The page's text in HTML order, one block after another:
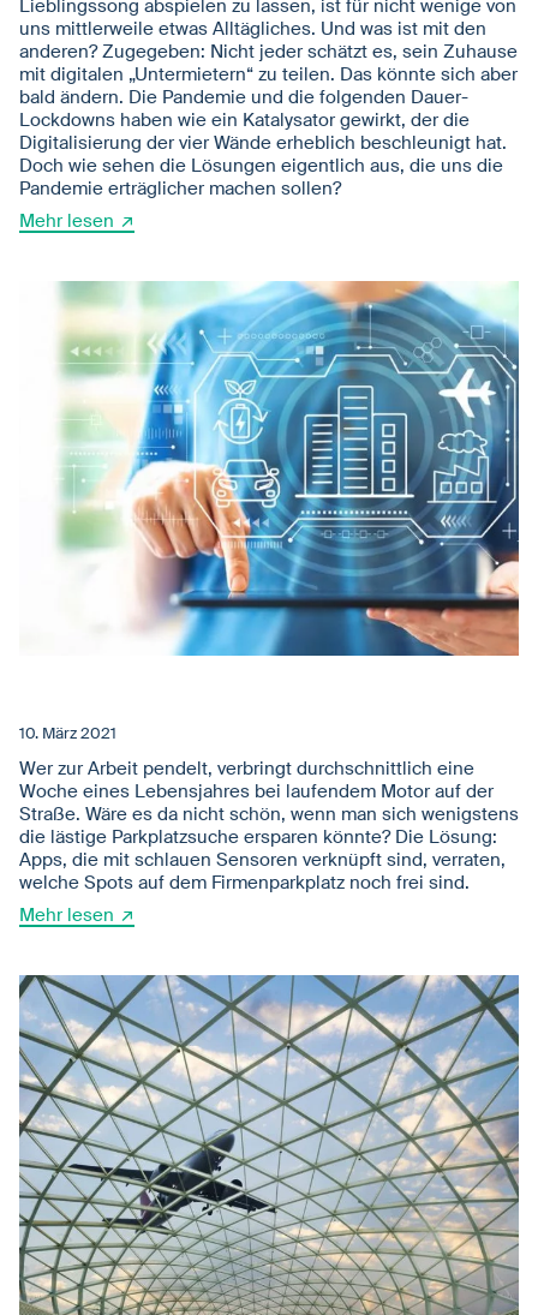
Lieblingssong abspielen zu lassen, ist für nicht wenige von
uns mittlerweile etwas Alltägliches. Und was ist mit den
anderen? Zugegeben: Nicht jeder schätzt es, sein Zuhause
mit digitalen „Untermietern“ zu teilen. Das könnte sich aber
bald ändern. Die Pandemie und die folgenden Dauer-
Lockdowns haben wie ein Katalysator gewirkt, der die
Digitalisierung der vier Wände erheblich beschleunigt hat.
Doch wie sehen die Lösungen eigentlich aus, die uns die
Pandemie erträglicher machen sollen?
Mehr lesen
10. März 2021
Wer zur Arbeit pendelt, verbringt durchschnittlich eine
Woche eines Lebensjahres bei laufendem Motor auf der
Straße. Wäre es da nicht schön, wenn man sich wenigstens
die lästige Parkplatzsuche ersparen könnte? Die Lösung:
Apps, die mit schlauen Sensoren verknüpft sind, verraten,
welche Spots auf dem Firmenparkplatz noch frei sind.
Mehr lesen